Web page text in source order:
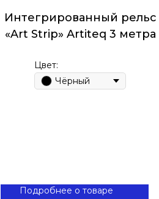
Интегрированный рельс
«Art Strip» Artiteq 3 метра
Цвет:
Чёрный
Подробнее о товаре